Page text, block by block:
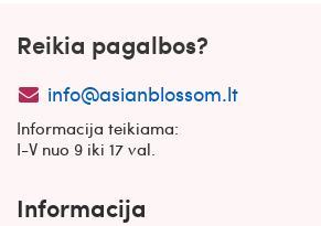
Reikia pagalbos?
info@asianblossom.lt
Informacija teikiama:
I-V nuo 9 iki 17 val.
Informacija